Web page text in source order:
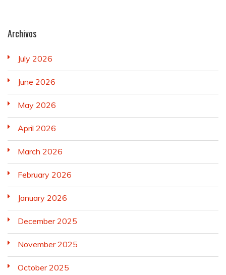
Archivos
July 2026
June 2026
May 2026
April 2026
March 2026
February 2026
January 2026
December 2025
November 2025
October 2025